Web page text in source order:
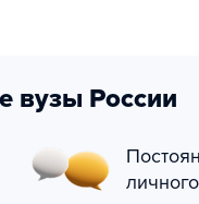
вузы России